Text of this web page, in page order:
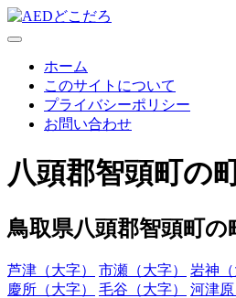
ホーム
このサイトについて
プライバシーポリシー
お問い合わせ
八頭郡智頭町の
鳥取県八頭郡智頭町の
芦津（大字） 市瀬（大字） 岩神（
慶所（大字）
毛谷（大字） 河津原